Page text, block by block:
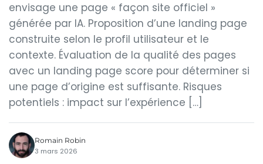
envisage une page « façon site officiel »
générée par IA. Proposition d’une landing page
construite selon le profil utilisateur et le
contexte. Évaluation de la qualité des pages
avec un landing page score pour déterminer si
une page d’origine est suffisante. Risques
potentiels : impact sur l’expérience […]
Romain Robin
3 mars 2026